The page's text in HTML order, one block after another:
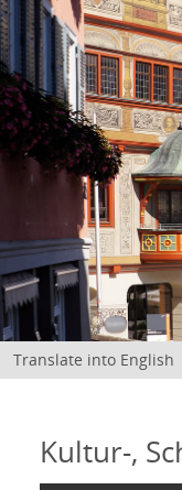
Translate into English
Kultur-,